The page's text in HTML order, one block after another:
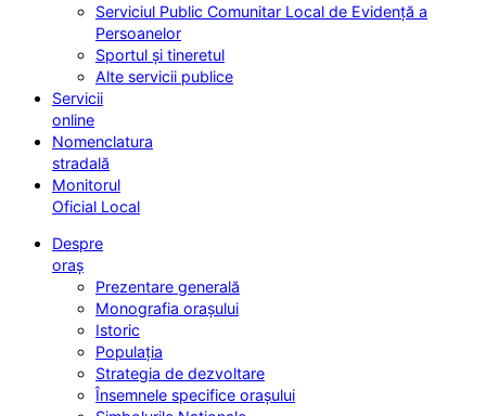
Serviciul Public Comunitar Local de Evidență a
Persoanelor
Sportul și tineretul
Alte servicii publice
Servicii
online
Nomenclatura
stradală
Monitorul
Oficial Local
Despre
oraș
Prezentare generală
Monografia orașului
Istoric
Populația
Strategia de dezvoltare
Însemnele specifice orașului